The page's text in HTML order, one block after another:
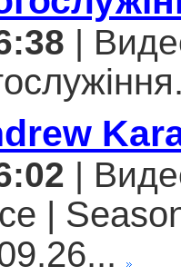
|
|
|